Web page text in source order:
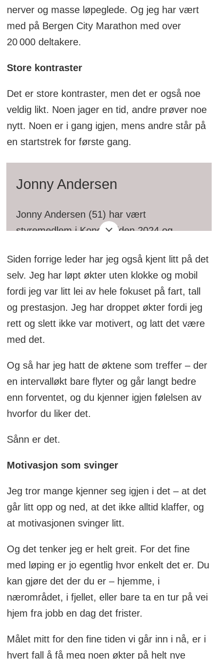
nerver og masse løpeglede. Og jeg har vært
med på Bergen City Marathon med over
20 000 deltakere.
Store kontraster
Det er store kontraster, men det er også noe
veldig likt. Noen jager en tid, andre prøver noe
nytt. Noen er i gang igjen, mens andre står på
en startstrek for første gang.
Jonny Andersen
Jonny Andersen (51) har vært
styremedlem i Kondis siden 2024 og
partner i Industrifinans Kapitalforvaltning.
Som idrettsutøver var han en aktiv
mellomdistanseløper på 90-tallet og har
siden den gang vært en del av løps- og
mosjonsmiljøet på Vestlandet. De senere
årene har han deltatt i en rekke
ekstremtriatlon (blant annet Norseman),
ultra- og maratonløp i inn- og utland, og
har for øvrig hatt en rekke verv knyttet til
løping og friidrett på Vestlandet.
Siden forrige leder har jeg også kjent litt på det
selv. Jeg har løpt økter uten klokke og mobil
fordi jeg var litt lei av hele fokuset på fart, tall
og prestasjon. Jeg har droppet økter fordi jeg
rett og slett ikke var motivert, og latt det være
med det.
Og så har jeg hatt de øktene som treffer – der
en intervalløkt bare flyter og går langt bedre
enn forventet, og du kjenner igjen følelsen av
hvorfor du liker det.
Sånn er det.
Motivasjon som svinger
Jeg tror mange kjenner seg igjen i det – at det
går litt opp og ned, at det ikke alltid klaffer, og
at motivasjonen svinger litt.
Og det tenker jeg er helt greit. For det fine
med løping er jo egentlig hvor enkelt det er. Du
kan gjøre det der du er – hjemme, i
nærområdet, i fjellet, eller bare ta en tur på vei
hjem fra jobb en dag det frister.
Målet mitt for den fine tiden vi går inn i nå, er i
hvert fall å få meg noen økter på helt nye